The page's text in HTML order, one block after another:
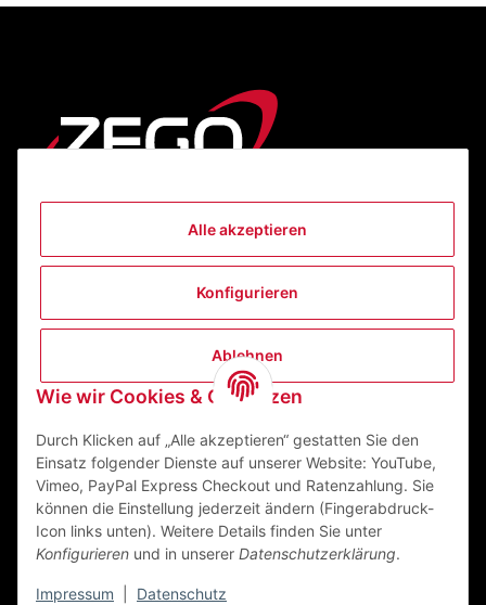
Alle akzeptieren
Konfigurieren
Ablehnen
Wie wir Cookies & Co nutzen
Durch Klicken auf „Alle akzeptieren“ gestatten Sie den
Einsatz folgender Dienste auf unserer Website: YouTube,
Vimeo, PayPal Express Checkout und Ratenzahlung. Sie
können die Einstellung jederzeit ändern (Fingerabdruck-
Icon links unten). Weitere Details finden Sie unter
Konfigurieren und in unserer Datenschutzerklärung.
Impressum Datenschutz
Informationen
ZEGO Textilveredelungszentrum GmbH
63741 Aschaffenburg Deutschland
Mail:info@zego-tvz.de
Tel.:06021 59092-0